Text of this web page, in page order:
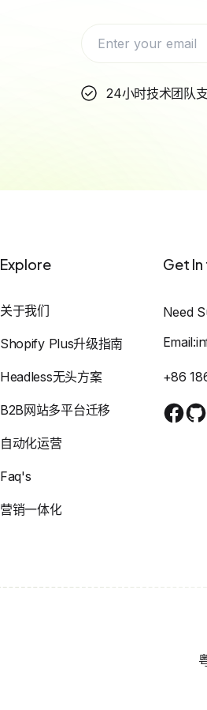
24小时技术团队
Explore
关于我们
Shopify Plus升级指南
Headless无头方案
B2B网站多平台迁移
自动化运营
Faq's
营销一体化
Get
Need
+86